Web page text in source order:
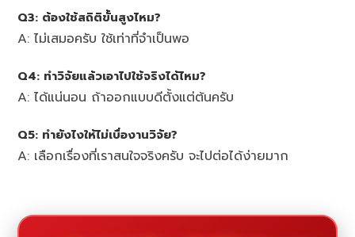
Q3: ต้องใช้สถิติขั้นสูงไหม?
A: ไม่เสมอครับ ใช้เท่าที่จำเป็นพอ
Q4: ทำวิจัยแล้วเอาไปใช้จริงได้ไหม?
A: ได้แน่นอน ถ้าออกแบบดีตั้งแต่ต้นครับ
Q5: ทำยังไงให้ไม่เบื่องานวิจัย?
A: เลือกเรื่องที่เราสนใจจริงครับ จะไปต่อได้ง่ายมาก